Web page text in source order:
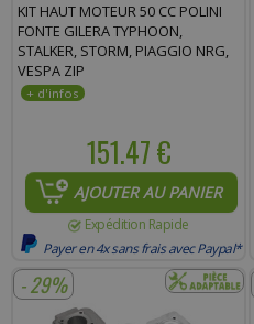
KIT HAUT MOTEUR 50 CC POLINI
FONTE GILERA TYPHOON,
STALKER, STORM, PIAGGIO NRG,
VESPA ZIP
151.47 €
AJOUTER AU PANIER
Expédition Rapide
Payer en 4x sans frais avec Paypal*
- 29%